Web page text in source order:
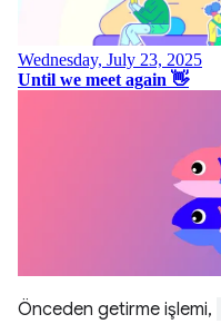
Önceden getirme işlemi,